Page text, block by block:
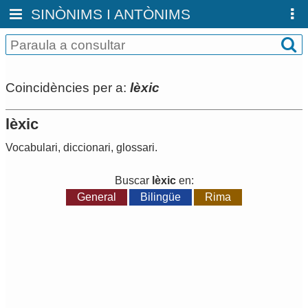
SINÒNIMS I ANTÒNIMS
Coincidències per a: lèxic
lèxic
Vocabulari, diccionari, glossari.
Buscar lèxicen:
General
Bilingüe Rima